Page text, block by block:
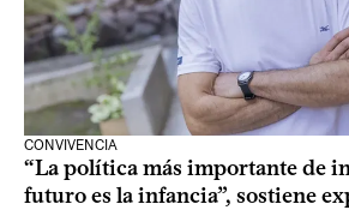
CONVIVENCIA
“La política más importante de
futuro es la infancia”, sostiene